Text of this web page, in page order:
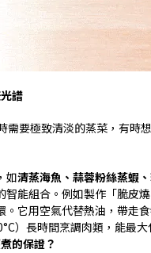
譜
需要極致清淡的蒸菜，有
如清蒸海魚、蒜蓉粉絲蒸蝦
智能組合。例如製作「脆皮
。它用空氣代替熱油，帶走
）長時間烹調肉類，能最
的保證？